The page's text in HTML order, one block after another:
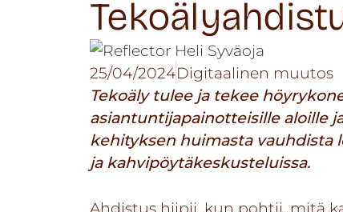
25/04/2024Digitaalinen muutos
Tekoäly tulee ja tekee
asiantuntijapainotteisille aloille
kehityksen huimasta vauhdista
ja kahvipöytäkeskusteluissa.
Ahdistus hiipii, kun pohtii, mitä